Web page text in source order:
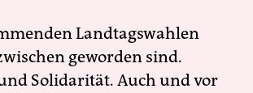
Landtagswahlen
geworden sind.
Solidarität. Auch und vor